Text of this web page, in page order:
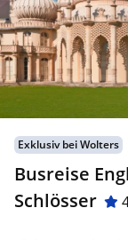
Exklusiv bei Wolters
Busreise
Schlösser